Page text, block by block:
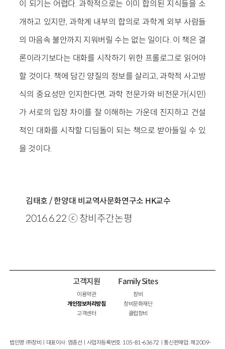
이 되기는 어렵다. 과학적으로는 이미 합의된 지식들을 소
개하고 있지만, 과학계 내부의 합의로 과학계 외부 사람들
의 마음속 불안까지 지워버릴 수는 없는 일이다. 이 책은 결
론이라기보다는 대화를 시작하기 위한 프롤로그로 읽어야
할 것이다. 책에 담긴 양질의 정보를 살리고, 과학적 사고방
식의 중요성만 인지한다면, 과학 전문가와 비전문가(시민)
가 서로의 입장 차이를 잘 이해하는 가운데 진지하고 건설
적인 대화를 시작할 디딤돌이 되는 책으로 받아들일 수 있
을 것이다.
김태호 / 한양대 비교역사문화연구소 HK교수
2016.6.22 ⓒ 창비주간논평
고객지원
이용약관
개인정보처리방침
고객센터
Family Sites
창비
창비문화재단
클럽창비
법인명 : ㈜창비ㅣ대표이사 : 염종선ㅣ사업자등록번호 : 105-81-63672ㅣ통신판매업 : 제 2009-